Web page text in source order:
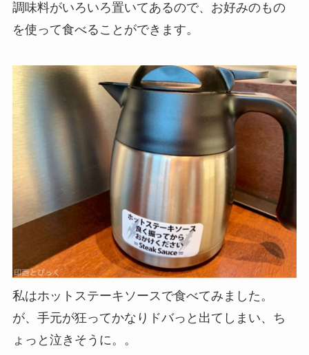
調味料がいろいろ置いてあるので、お好みのもの
を使って食べることができます。
私はホットステーキソースで食べてみました。
が、手元が狂ってかなりドバっと出てしまい、ち
ょっと泣きそうに。。